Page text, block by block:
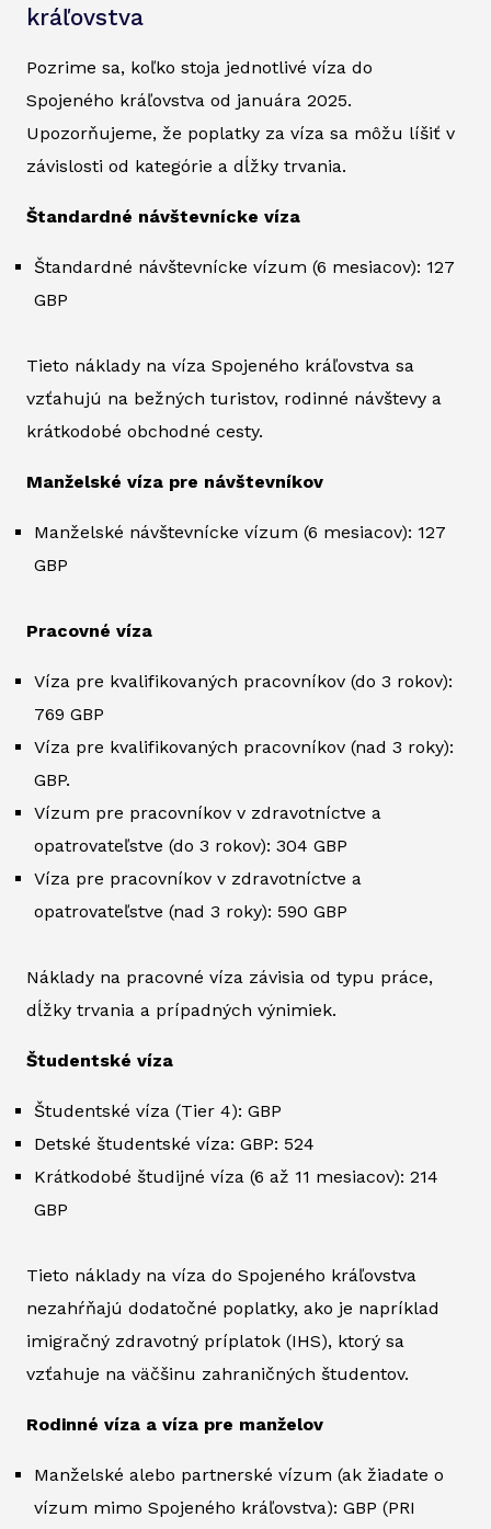
kráľovstva
Pozrime sa, koľko stoja jednotlivé víza do
Spojeného kráľovstva od januára 2025.
Upozorňujeme, že poplatky za víza sa môžu líšiť v
závislosti od kategórie a dĺžky trvania.
Štandardné návštevnícke víza
Štandardné návštevnícke vízum (6 mesiacov): 127
GBP
Tieto náklady na víza Spojeného kráľovstva sa
vzťahujú na bežných turistov, rodinné návštevy a
krátkodobé obchodné cesty.
Manželské víza pre návštevníkov
Manželské návštevnícke vízum (6 mesiacov): 127
GBP
Pracovné víza
Víza pre kvalifikovaných pracovníkov (do 3 rokov):
769 GBP
Víza pre kvalifikovaných pracovníkov (nad 3 roky):
GBP.
Vízum pre pracovníkov v zdravotníctve a
opatrovateľstve (do 3 rokov): 304 GBP
Víza pre pracovníkov v zdravotníctve a
opatrovateľstve (nad 3 roky): 590 GBP
Náklady na pracovné víza závisia od typu práce,
dĺžky trvania a prípadných výnimiek.
Študentské víza
Študentské víza (Tier 4): GBP
Detské študentské víza: GBP: 524
Krátkodobé študijné víza (6 až 11 mesiacov): 214
GBP
Tieto náklady na víza do Spojeného kráľovstva
nezahŕňajú dodatočné poplatky, ako je napríklad
imigračný zdravotný príplatok (IHS), ktorý sa
vzťahuje na väčšinu zahraničných študentov.
Rodinné víza a víza pre manželov
Manželské alebo partnerské vízum (ak žiadate o
vízum mimo Spojeného kráľovstva): GBP (PRI